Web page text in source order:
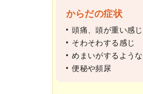
からだの症状
頭痛、頭が重い感
そわそわする感じ
めまいがするよう
便秘や頻尿